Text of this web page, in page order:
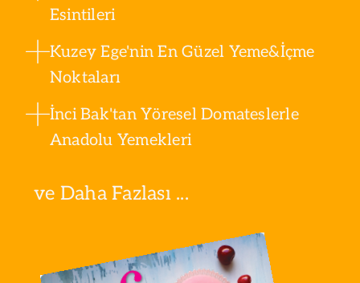
Esintileri
Kuzey Ege'nin En Güzel Yeme&İçme
Noktaları
İnci Bak'tan Yöresel Domateslerle
Anadolu Yemekleri
ve Daha Fazlası ...